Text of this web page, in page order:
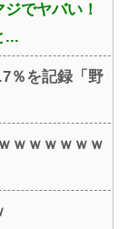
でヤバい！
...
％を記録「野
ｗｗｗｗｗｗ